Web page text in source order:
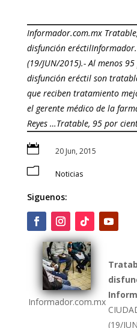
Informador.com.mx
disfunción
(19/JUN/2015).- Al menos
disfunción eréctil son
que reciben tratamiento
el gerente médico de la
Reyes …Tratable, 95 por
 20 Jun, 2015
m Noticias
Siguenos:
Informador.com.mx
(19/